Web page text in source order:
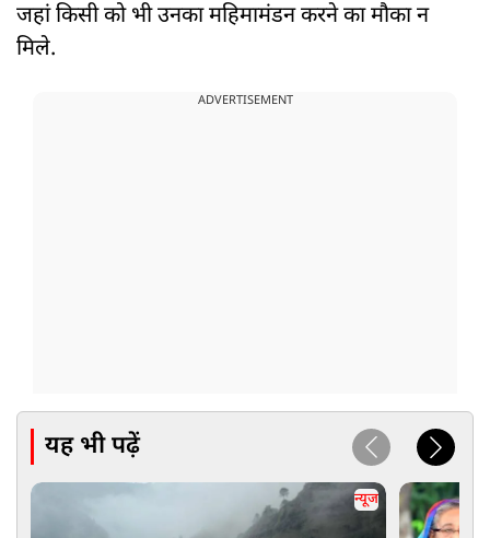
जहां किसी को भी उनका महिमामंडन करने का मौका न
मिले.
ADVERTISEMENT
यह भी पढ़ें
न्यूज